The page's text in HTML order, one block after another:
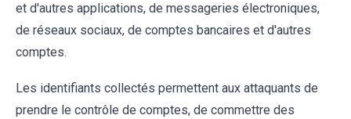
et d'autres applications, de messageries électroniques,
de réseaux sociaux, de comptes bancaires et d'autres
comptes.
Les identifiants collectés permettent aux attaquants de
prendre le contrôle de comptes, de commettre des